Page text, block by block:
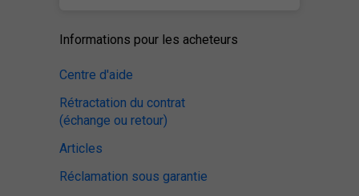
Informations pour les acheteurs
Centre d'aide
Rétractation du contrat
(échange ou retour)
Articles
Réclamation sous garantie